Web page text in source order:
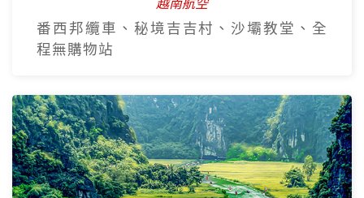
番西邦纜車、秘境吉吉村、沙壩教堂、全
程無購物站